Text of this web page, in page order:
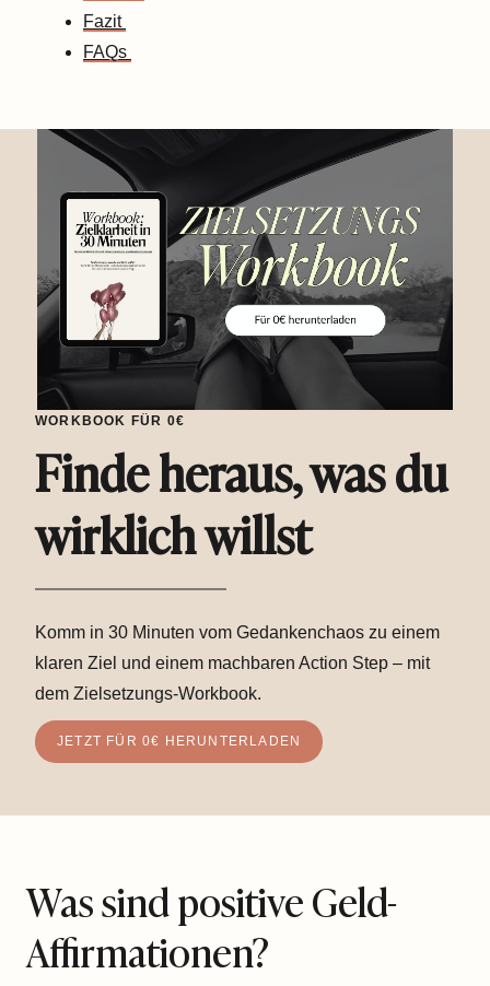
Fazit
FAQs
WORKBOOK FÜR 0€
Finde heraus, was du
wirklich willst
Komm in 30 Minuten vom Gedankenchaos zu einem
klaren Ziel und einem machbaren Action Step – mit
dem Zielsetzungs-Workbook.
JETZT FÜR 0€ HERUNTERLADEN
Was sind positive Geld-
Affirmationen?